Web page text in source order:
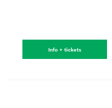
Info + tickets